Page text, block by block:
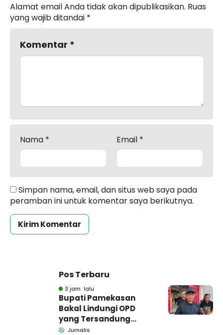
Alamat email Anda tidak akan dipublikasikan. Ruas
yang wajib ditandai *
Komentar *
Nama * Email *
Simpan nama, email, dan situs web saya pada
peramban ini untuk komentar saya berikutnya.
Pos Terbaru
3 jam lalu
Bupati Pamekasan
Bakal Lindungi OPD
yang Tersandung
Dugaan Korupsi
Jurnalis